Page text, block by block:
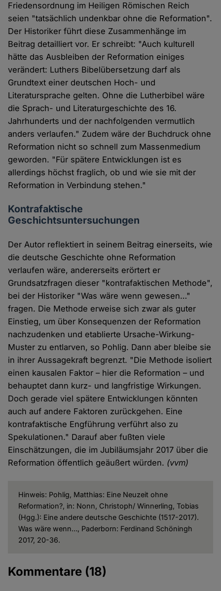
Friedensordnung im Heiligen Römischen Reich
seien "tatsächlich undenkbar ohne die Reformation".
Der Historiker führt diese Zusammenhänge im
Beitrag detailliert vor. Er schreibt: "Auch kulturell
hätte das Ausbleiben der Reformation einiges
verändert: Luthers Bibelübersetzung darf als
Grundtext einer deutschen Hoch- und
Literatursprache gelten. Ohne die Lutherbibel wäre
die Sprach- und Literaturgeschichte des 16.
Jahrhunderts und der nachfolgenden vermutlich
anders verlaufen." Zudem wäre der Buchdruck ohne
Reformation nicht so schnell zum Massenmedium
geworden. "Für spätere Entwicklungen ist es
allerdings höchst fraglich, ob und wie sie mit der
Reformation in Verbindung stehen."
Kontrafaktische
Geschichtsuntersuchungen
Der Autor reflektiert in seinem Beitrag einerseits, wie
die deutsche Geschichte ohne Reformation
verlaufen wäre, andererseits erörtert er
Grundsatzfragen dieser "kontrafaktischen Methode",
bei der Historiker "Was wäre wenn gewesen…"
fragen. Die Methode erweise sich zwar als guter
Einstieg, um über Konsequenzen der Reformation
nachzudenken und etablierte Ursache-Wirkung-
Muster zu entlarven, so Pohlig. Dann aber bleibe sie
in ihrer Aussagekraft begrenzt. "Die Methode isoliert
einen kausalen Faktor – hier die Reformation – und
behauptet dann kurz- und langfristige Wirkungen.
Doch gerade viel spätere Entwicklungen könnten
auch auf andere Faktoren zurückgehen. Eine
kontrafaktische Engführung verführt also zu
Spekulationen." Darauf aber fußten viele
Einschätzungen, die im Jubiläumsjahr 2017 über die
Reformation öffentlich geäußert würden. (vvm)
Hinweis: Pohlig, Matthias: Eine Neuzeit ohne
Reformation?, in: Nonn, Christoph/ Winnerling, Tobias
(Hgg.): Eine andere deutsche Geschichte (1517-2017).
Was wäre wenn…, Paderborn: Ferdinand Schöningh
2017, 20-36.
Kommentare (18)